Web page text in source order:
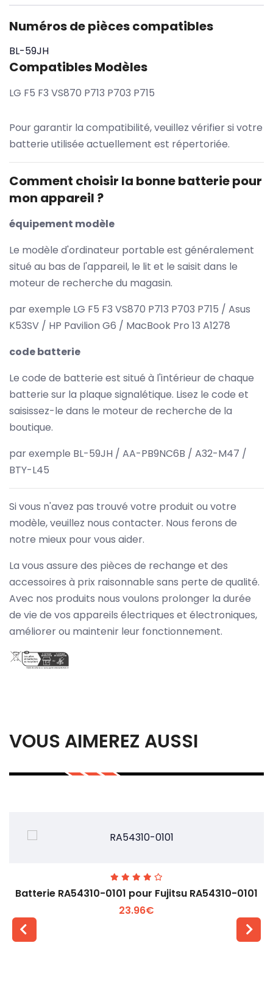
Numéros de pièces compatibles
BL-59JH
Compatibles Modèles
LG F5 F3 VS870 P713 P703 P715
Pour garantir la compatibilité, veuillez vérifier si votre
batterie utilisée actuellement est répertoriée.
Comment choisir la bonne batterie pour
mon appareil ?
équipement modèle
Le modèle d'ordinateur portable est généralement
situé au bas de l'appareil, le lit et le saisit dans le
moteur de recherche du magasin.
par exemple LG F5 F3 VS870 P713 P703 P715 / Asus
K53SV / HP Pavilion G6 / MacBook Pro 13 A1278
code batterie
Le code de batterie est situé à l'intérieur de chaque
batterie sur la plaque signalétique. Lisez le code et
saisissez-le dans le moteur de recherche de la
boutique.
par exemple BL-59JH / AA-PB9NC6B / A32-M47 /
BTY-L45
Si vous n'avez pas trouvé votre produit ou votre
modèle, veuillez nous contacter. Nous ferons de
notre mieux pour vous aider.
La vous assure des pièces de rechange et des
accessoires à prix raisonnable sans perte de qualité.
Avec nos produits nous voulons prolonger la durée
de vie de vos appareils électriques et électroniques,
améliorer ou maintenir leur fonctionnement.
VOUS AIMEREZ AUSSI
Batterie RA54310-0101 pour Fujitsu RA54310-0101
23.96€